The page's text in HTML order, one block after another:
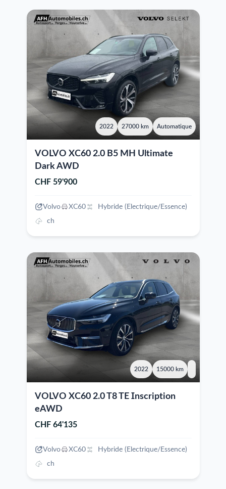
2022 27000 km Automatique
VOLVO XC60 2.0 B5 MH Ultimate
Dark AWD
CHF 59'900
Volvo XC60
Hybride (Electrique/Essence)
ch
2022 15000 km
VOLVO XC60 2.0 T8 TE Inscription
eAWD
CHF 64'135
Volvo XC60
Hybride (Electrique/Essence)
ch